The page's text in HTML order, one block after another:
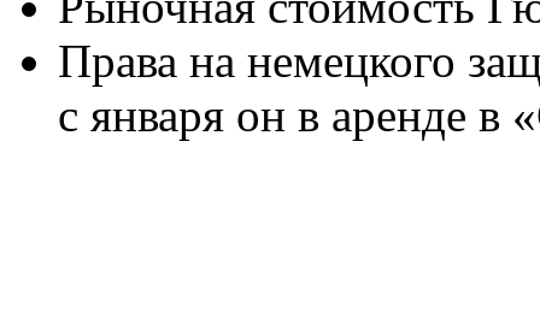
Права на немецкого
с января он в аренде в